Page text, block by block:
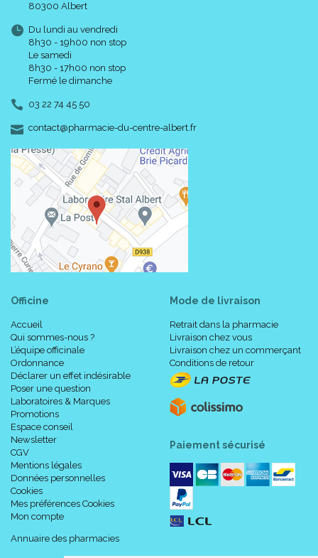
80300 Albert
Du lundi au vendredi
8h30 - 19h00 non stop
Le samedi
8h30 - 17h00 non stop
Fermé le dimanche
03 22 74 45 50
contact-
@-
pharmacie-du-centre-albert.fr
Officine
Accueil
Qui sommes-nous ?
L’équipe officinale
Ordonnance
Déclarer un effet indésirable
Poser une question
Laboratoires & Marques
Promotions
Espace conseil
Newsletter
CGV
Mentions légales
Données personnelles
Cookies
Mes préférences Cookies
Mon compte
Annuaire des pharmacies
Mode de livraison
Retrait dans la pharmacie
Livraison chez vous
Livraison chez un commerçant
Conditions de retour
Paiement sécurisé